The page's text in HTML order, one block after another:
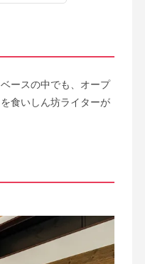
ースの中でも、オープ
食いしん坊ライターが